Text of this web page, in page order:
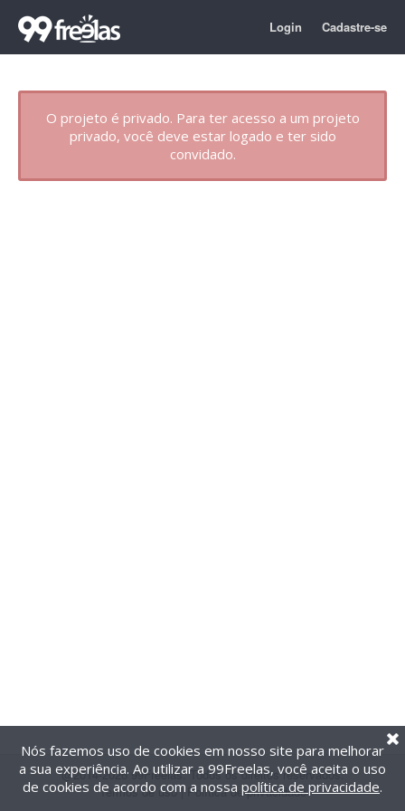
Login Cadastre-se
O projeto é privado. Para ter acesso a um projeto
privado, você deve estar logado e ter sido
convidado.
@2014-2026 99Freelas. Todos os direitos reservados.
Termos de uso| Política de privacidade
Nós fazemos uso de cookies em nosso site para melhorar
a sua experiência. Ao utilizar a 99Freelas, você aceita o uso
de cookies de acordo com a nossa política de privacidade.